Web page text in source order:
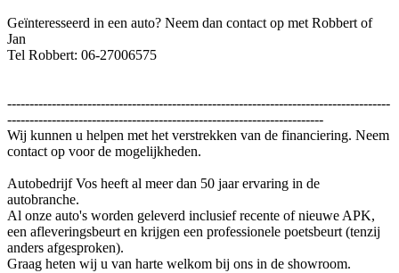
Geïnteresseerd in een auto? Neem dan contact op met Robbert of
Jan
Tel Robbert: 06-27006575
--------------------------------------------------------------------------------------
-----------------------------------------------------------------------
Wij kunnen u helpen met het verstrekken van de financiering. Neem
contact op voor de mogelijkheden.
Autobedrijf Vos heeft al meer dan 50 jaar ervaring in de
autobranche.
Al onze auto's worden geleverd inclusief recente of nieuwe APK,
een afleveringsbeurt en krijgen een professionele poetsbeurt (tenzij
anders afgesproken).
Graag heten wij u van harte welkom bij ons in de showroom.